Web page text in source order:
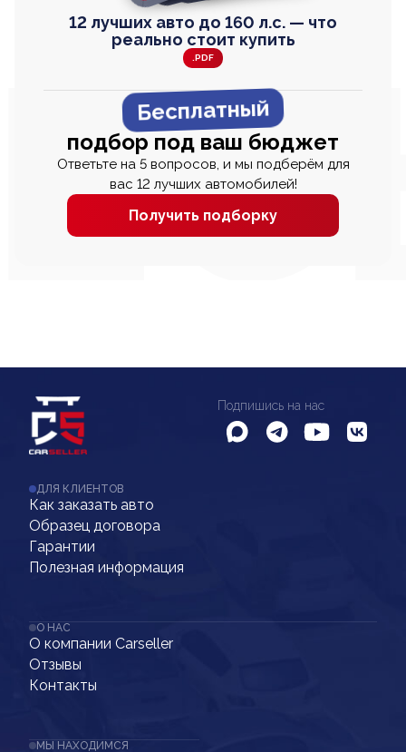
12 лучших авто до 160 л.с. — что
реально стоит купить
.PDF
Бесплатный
подбор под ваш бюджет
Ответьте на 5 вопросов, и мы подберём для
вас 12 лучших автомобилей!
Получить подборку
Подпишись на нас
ДЛЯ КЛИЕНТОВ
Как заказать авто
Образец договора
Гарантии
Полезная информация
О НАС
О компании Carseller
Отзывы
Контакты
МЫ НАХОДИМСЯ